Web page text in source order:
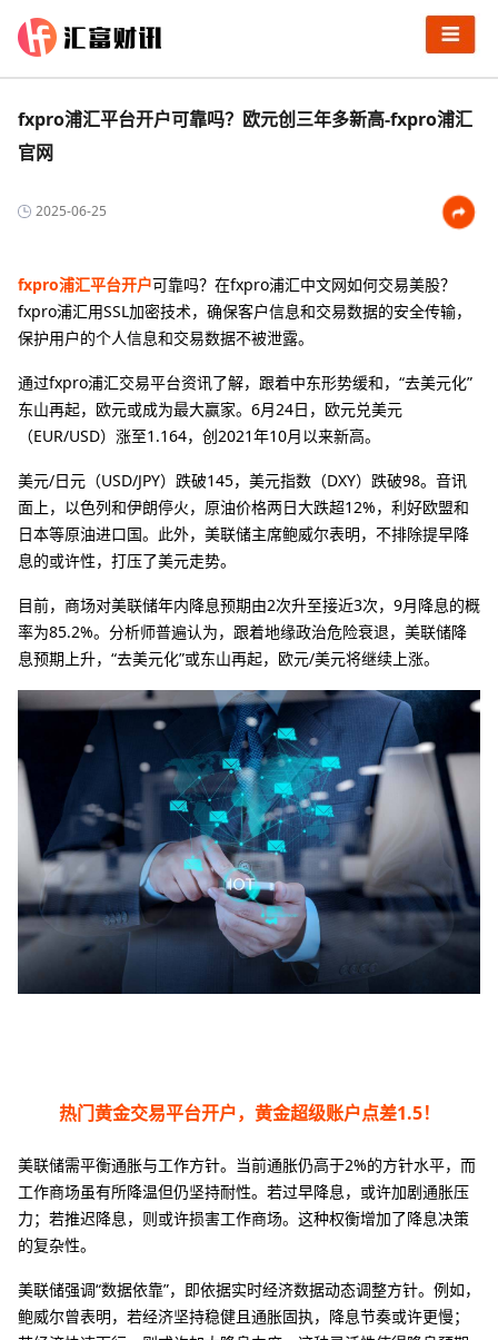
fxpro浦汇平台开户可靠吗？欧元创三年多新高-fxpro浦汇
官网
2025-06-25
fxpro浦汇平台开户可靠吗？在fxpro浦汇中文网如何交易美股？
fxpro浦汇用SSL加密技术，确保客户信息和交易数据的安全传输，
保护用户的个人信息和交易数据不被泄露。
通过fxpro浦汇交易平台资讯了解，跟着中东形势缓和，“去美元化”
东山再起，欧元或成为最大赢家。6月24日，欧元兑美元
（EUR/USD）涨至1.164，创2021年10月以来新高。
美元/日元（USD/JPY）跌破145，美元指数（DXY）跌破98。音讯
面上，以色列和伊朗停火，原油价格两日大跌超12%，利好欧盟和
日本等原油进口国。此外，美联储主席鲍威尔表明，不排除提早降
息的或许性，打压了美元走势。
目前，商场对美联储年内降息预期由2次升至接近3次，9月降息的概
率为85.2%。分析师普遍认为，跟着地缘政治危险衰退，美联储降
息预期上升，“去美元化”或东山再起，欧元/美元将继续上涨。
热门黄金交易平台开户，黄金超级账户点差1.5！
美联储需平衡通胀与工作方针。当前通胀仍高于2%的方针水平，而
工作商场虽有所降温但仍坚持耐性。若过早降息，或许加剧通胀压
力；若推迟降息，则或许损害工作商场。这种权衡增加了降息决策
的复杂性。
美联储强调“数据依靠”，即依据实时经济数据动态调整方针。例如，
鲍威尔曾表明，若经济坚持稳健且通胀固执，降息节奏或许更慢；